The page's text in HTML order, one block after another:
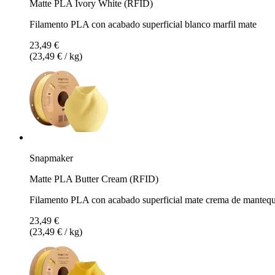
Matte PLA Ivory White (RFID)
Filamento PLA con acabado superficial blanco marfil mate
23,49 €
(23,49 € / kg)
Snapmaker
Matte PLA Butter Cream (RFID)
Filamento PLA con acabado superficial mate crema de
23,49 €
(23,49 € / kg)